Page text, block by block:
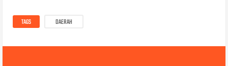
TAGS DAERAH